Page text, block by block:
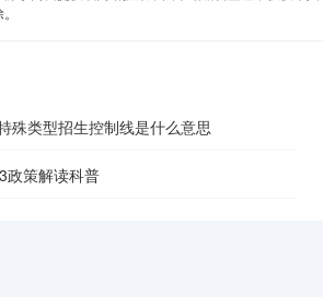
类型招生控制线是什么意思
政策解读科普